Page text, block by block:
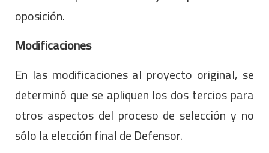
oposición.
Modificaciones
En las modificaciones al proyecto original, se
determinó que se apliquen los dos tercios para
otros aspectos del proceso de selección y no
sólo la elección final de Defensor.